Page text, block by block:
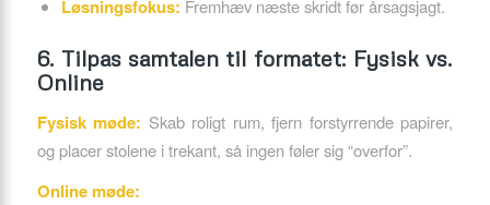
Løsningsfokus: Fremhæv næste skridt før årsagsjagt.
6. Tilpas samtalen til formatet: Fysisk vs.
Online
Fysisk møde: Skab roligt rum, fjern forstyrrende papirer,
og placer stolene i trekant, så ingen føler sig “overfor”.
Online møde: